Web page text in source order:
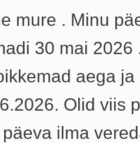
mure . Minu
30 mai 2026
aega ja
Olid viis
ilma